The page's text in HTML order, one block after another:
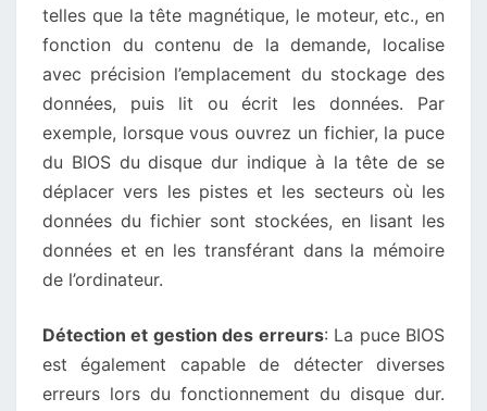
telles que la tête magnétique, le moteur, etc., en
fonction du contenu de la demande, localise
avec précision l’emplacement du stockage des
données, puis lit ou écrit les données. Par
exemple, lorsque vous ouvrez un fichier, la puce
du BIOS du disque dur indique à la tête de se
déplacer vers les pistes et les secteurs où les
données du fichier sont stockées, en lisant les
données et en les transférant dans la mémoire
de l’ordinateur.
Détection et gestion des erreurs: La puce BIOS
est également capable de détecter diverses
erreurs lors du fonctionnement du disque dur.